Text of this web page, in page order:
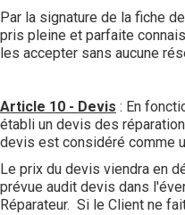
Par la signature de la fiche
pris pleine et parfaite
les accepter sans aucune
Article 10 - Devis : En
établi un devis des
devis est considéré comme
Le prix du devis viendra en
prévue audit devis dans
Réparateur. Si le Client ne